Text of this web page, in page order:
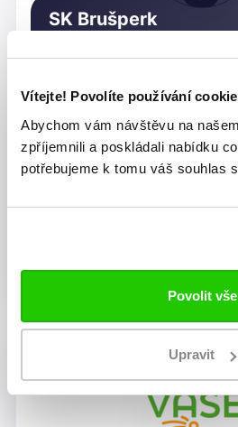
Vítejte! Povolíte používání
Abychom vám návštěvu na
zpříjemnili a poskládali nabídku
potřebujeme k tomu váš souhlas
Povolit vše
Upravit
SK Brušperk